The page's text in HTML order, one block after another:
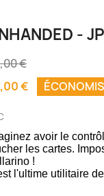
-
€
€
avoir le
les cartes.
!
l'ultime utilitaire